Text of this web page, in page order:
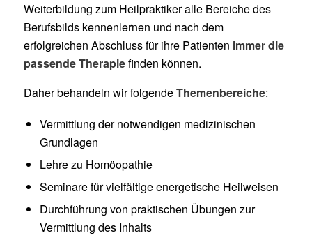
Weiterbildung zum Heilpraktiker alle Bereiche des
Berufsbilds kennenlernen und nach dem
erfolgreichen Abschluss für ihre Patienten immer die
passende Therapiefinden können.
Daher behandeln wir folgendeThemenbereiche:
Vermittlung der notwendigen medizinischen
Grundlagen
Lehre zu Homöopathie
Seminare für vielfältige energetische Heilweisen
Durchführung von praktischen Übungen zur
Vermittlung des Inhalts